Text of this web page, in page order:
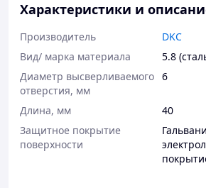
Характеристики и
Производитель
DKC
Вид/ марка материала
5.8
Диаметр высверливаемого
отверстия, мм
6
Длина, мм
40
Защитное покрытие
поверхности